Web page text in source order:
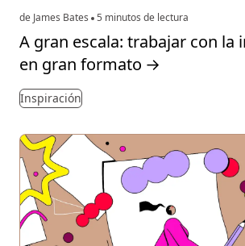
de James Bates 5 minutos de lectura
A gran escala: trabajar con la
en gran formato →
Inspiración